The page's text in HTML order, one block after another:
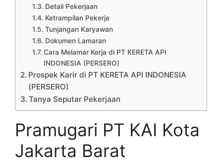
Detail Pekerjaan
Ketrampilan Pekerja
Tunjangan Karyawan
Dokumen Lamaran
Cara Melamar Kerja di PT KERETA API
INDONESIA (PERSERO)
Prospek Karir di PT KERETA API INDONESIA
(PERSERO)
Tanya Seputar Pekerjaan
Pramugari PT KAI Kota
Jakarta Barat